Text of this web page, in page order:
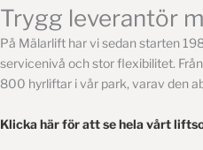
Trygg leverantör
På Mälarlift har vi sedan starten
servicenivå och stor flexibilitet.
800 hyrliftar i vår park, varav den
Klicka här för att se hela vårt